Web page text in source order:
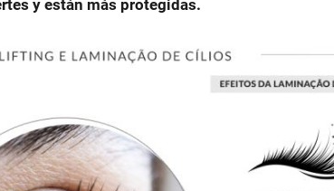
y están más protegidas.